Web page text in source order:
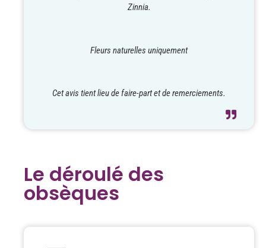
Zinnia.
Fleurs naturelles uniquement
Cet avis tient lieu de faire-part et de remerciements.
Le déroulé des
obsèques